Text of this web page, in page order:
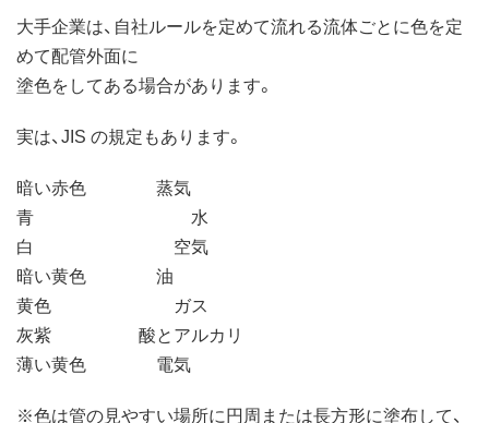
大手企業は、自社ルールを定めて流れる流体ごとに色を定
めて配管外面に
塗色をしてある場合があります。
実は、JIS の規定もあります。
暗い赤色 蒸気
青 水
白 空気
暗い黄色 油
黄色 ガス
灰紫 酸とアルカリ
薄い黄色 電気
※色は管の見やすい場所に円周または長方形に塗布して、